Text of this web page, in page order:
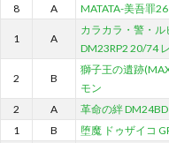
8 A MATATA-美吾罪
1 A
カラカラ・警・ル
DM23RP2 20/74
2 B
獅子王の遺跡
モン
2 A 革命の絆
1
B 堕魔 ドゥザイコ